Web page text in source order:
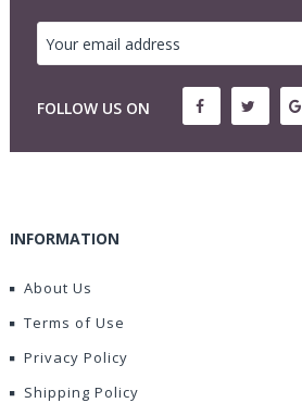
FOLLOW US ON
INFORMATION
About Us
Terms of Use
Privacy Policy
Shipping Policy